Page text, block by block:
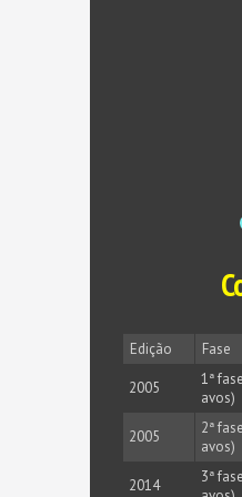
Edição Fase
2005
1ª
avos)
2005
2ª
avos)
2014
3ª